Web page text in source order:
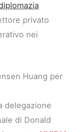
privato
nei
Huang per
delegazione
di Donald